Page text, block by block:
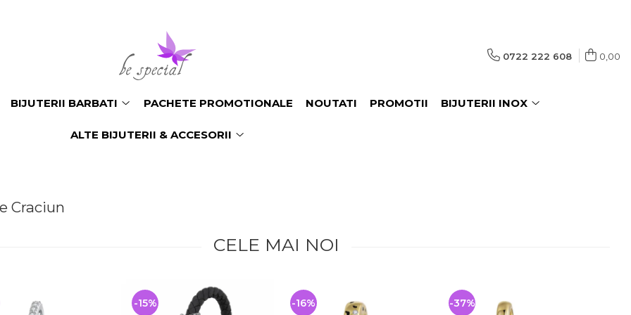
0722 222 608 0,00
BIJUTERII BARBATI PACHETE PROMOTIONALE NOUTATI PROMOTII BIJUTERII INOX
ALTE BIJUTERII & ACCESORII
Craciun
CELE MAI NOI
-15% -16% -37%